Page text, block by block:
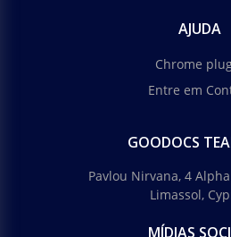
AJUDA
Chrome
Entre em
GOODOCS
Pavlou Nirvana, 4
Limassol,
MÍDIAS